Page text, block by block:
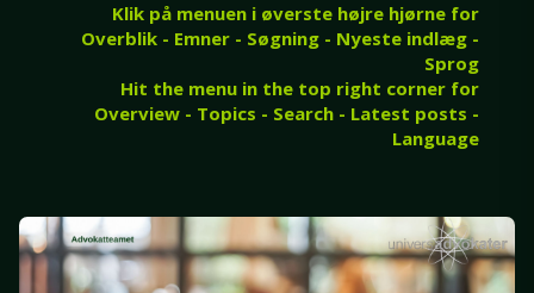
Klik på menuen i øverste højre hjørne for
Overblik - Emner - Søgning - Nyeste indlæg -
Sprog
Hit the menu in the top right corner for
Overview - Topics - Search - Latest posts -
Language